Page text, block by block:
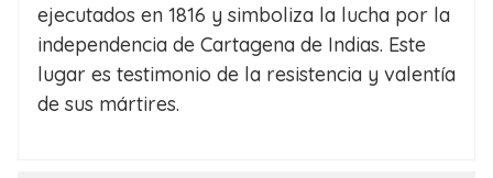
ejecutados en 1816 y simboliza la lucha por la
independencia de Cartagena de Indias. Este
lugar es testimonio de la resistencia y valentía
de sus mártires.